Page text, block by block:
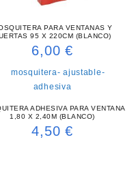
PARA VENTANAS Y
95 X 220CM (BLANCO)
6,00 €
ADHESIVA PARA VENTANA
1,80 X 2,40M (BLANCO)
4,50 €